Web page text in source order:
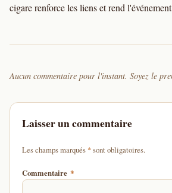
cigare renforce les liens et rend
Aucun commentaire pour l'instant. Soyez le
Laisser un commentaire
Les champs marqués *d'un astérisque
sont obligatoires.
Commentaire *